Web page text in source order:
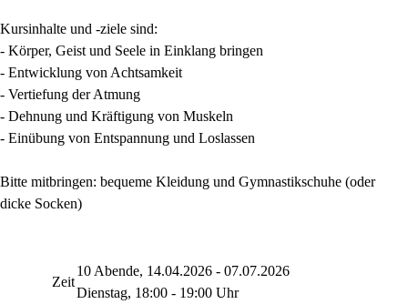
Kursinhalte und -ziele sind:
- Körper, Geist und Seele in Einklang bringen
- Entwicklung von Achtsamkeit
- Vertiefung der Atmung
- Dehnung und Kräftigung von Muskeln
- Einübung von Entspannung und Loslassen
Bitte mitbringen: bequeme Kleidung und Gymnastikschuhe (oder
dicke Socken)
Zeit
10 Abende, 14.04.2026 - 07.07.2026
Dienstag, 18:00 - 19:00 Uhr